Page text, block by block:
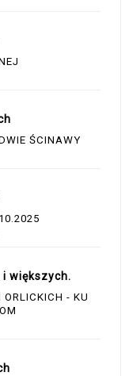
ŚCINAWY
większych.
- KU